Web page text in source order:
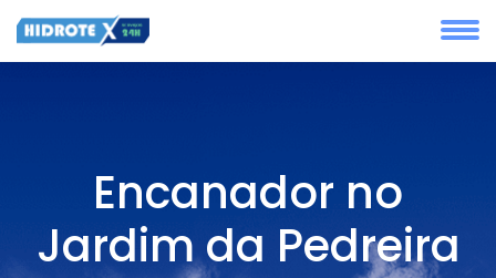
Encanador no
Jardim da Pedreira